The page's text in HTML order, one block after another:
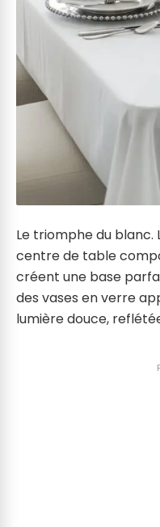
Le triomphe du
centre de table
créent une base
des vases en verre
lumière douce,